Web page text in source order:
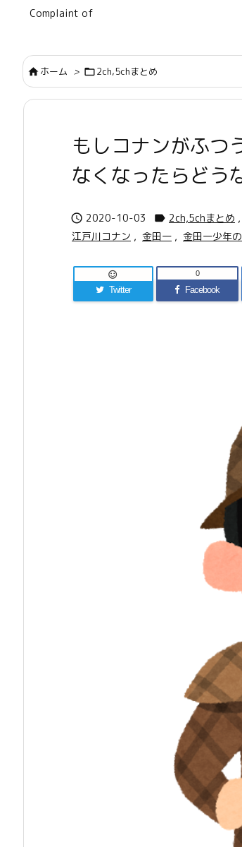
Complaint of
ホーム > 2ch,5chまとめ
もしコナンがふつ
なくなったらどう
 2020-10-03  2ch,5chまとめ ,
江戸川コナン , 金田一 , 金田一少年
Twitter

Facebook
0